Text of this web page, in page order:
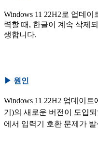
Windows 11 22H2로 업데
력할 때, 한글이 계속 삭제
생합니다.
▶ 원인
Windows 11 22H2 업데이
기)의 새로운 버전이 도입
에서 입력기 호환 문제가